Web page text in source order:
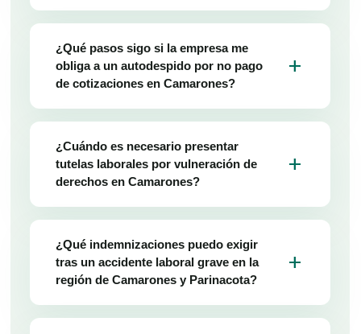
¿Qué pasos sigo si la empresa me
obliga a un autodespido por no pago
de cotizaciones en Camarones?
add
¿Cuándo es necesario presentar
tutelas laborales por vulneración de
derechos en Camarones?
add
¿Qué indemnizaciones puedo exigir
tras un accidente laboral grave en la
región de Camarones y Parinacota?
add